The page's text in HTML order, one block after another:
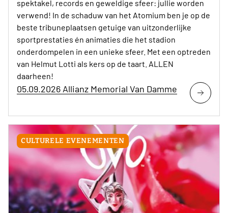
spektakel, records en geweldige sfeer: jullie worden
verwend! In de schaduw van het Atomium ben je op de
beste tribuneplaatsen getuige van uitzonderlijke
sportprestaties én animaties die het stadion
onderdompelen in een unieke sfeer. Met een optreden
van Helmut Lotti als kers op de taart. ALLEN
daarheen!
05.09.2026 Allianz Memorial Van Damme
CULTURELE EVENEMENTEN